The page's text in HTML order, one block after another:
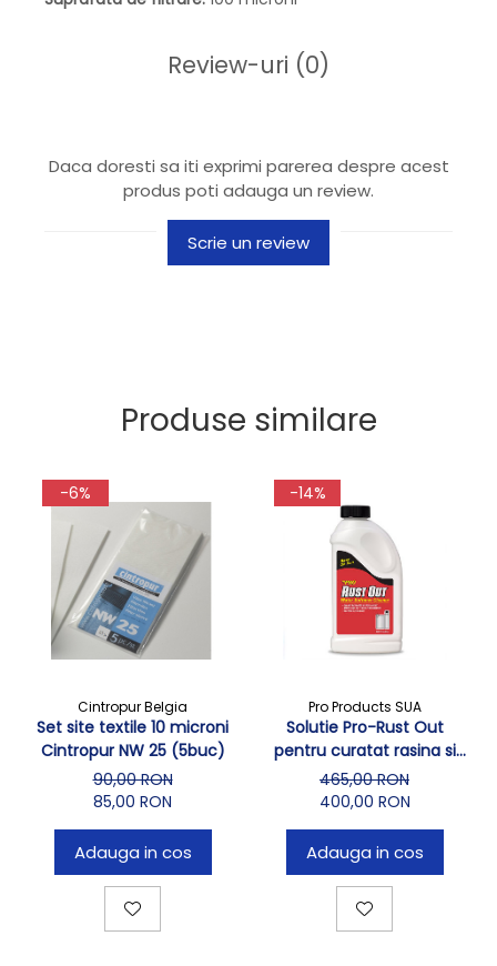
Review-uri (0)
Daca doresti sa iti exprimi parerea despre acest
produs poti adauga un review.
Scrie un review
Produse similare
-6%
Cintropur Belgia
Set site textile 10 microni
Cintropur NW 25 (5buc)
90,00 RON
85,00 RON
Adauga in cos
-14%
Pro Products SUA
Solutie Pro-Rust Out
pentru curatat rasina si
valva dedurizator
465,00 RON
400,00 RON
Adauga in cos